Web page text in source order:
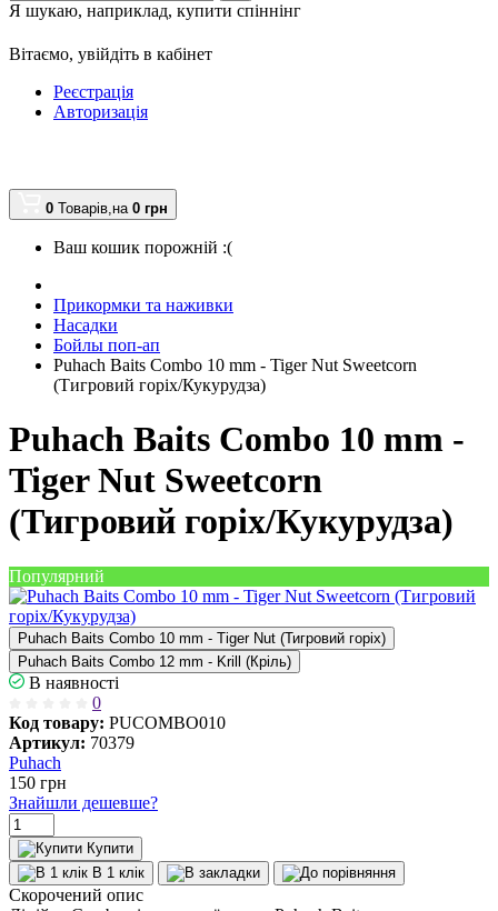
Я шукаю, наприклад, купити спіннінг
Вітаємо, увійдіть в кабінет
Реєстрація
Авторизація
0 Товарів,на 0 грн
Ваш кошик порожній :(
Прикормки та наживки
Насадки
Бойлы поп-ап
Puhach Baits Combo 10 mm - Tiger Nut Sweetcorn
(Тигровий горіх/Кукурудза)
Puhach Baits Combo 10 mm -
Tiger Nut Sweetcorn
(Тигровий горіх/Кукурудза)
Популярний
Puhach Baits Combo 10 mm - Tiger Nut (Тигровий горіх)
Puhach Baits Combo 12 mm - Krill (Кріль)
В наявності
0
Код товару: PUCOMBO010
Артикул: 70379
Puhach
150 грн
Знайшли дешевше?
Купити
В 1 клік
Скорочений опис